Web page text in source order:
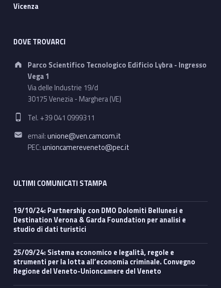
Vicenza
DOVE TROVARCI
Address:
Parco Scientifico Tecnologico Edificio Lybra - Ingresso
Vega 1
Via delle Industrie 19/d
30175 Venezia - Marghera (VE)
Phone number:
Tel. +39 041 0999311
Email address:
email:unione@ven.camcom.it
PEC:unioncamereveneto@pec.it
ULTIMI COMUNICATI STAMPA
19/10/24: Partnership con DMO Dolomiti Bellunesi e
Destination Verona & Garda Foundation per analisi e
studio di dati turistici
25/09/24: Sistema economico e legalità, regole e
strumenti per la lotta all’economia criminale. Convegno
Regione del Veneto-Unioncamere del Veneto